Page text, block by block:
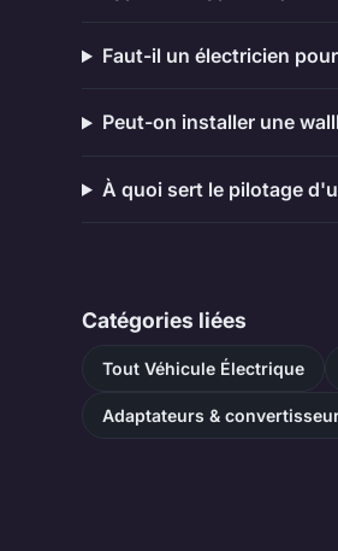
Faut-il un électricien
Peut-on installer une
À quoi sert le pilotage
Catégories liées
Tout Véhicule Électrique
Adaptateurs &